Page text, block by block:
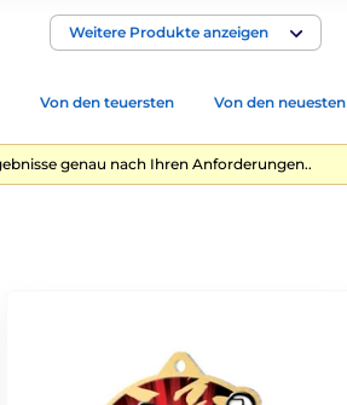
Weitere Produkte anzeigen
Von den teuersten Von den neuesten
genau nach Ihren Anforderungen..